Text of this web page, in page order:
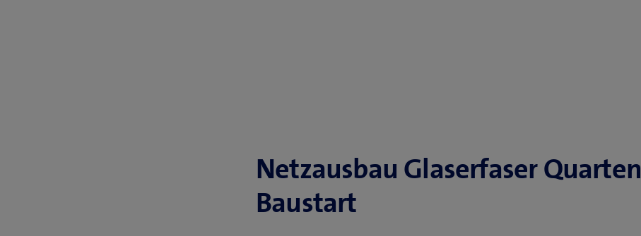
Netzausbau Glaserfaser Quarten
Baustart